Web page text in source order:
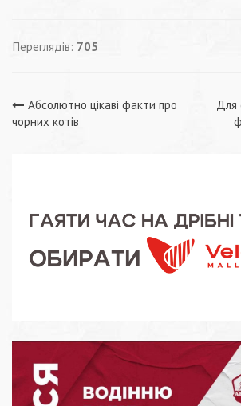
Переглядів: 705
Навігація
Абсолютно цікаві факти про
чорних котів
Для